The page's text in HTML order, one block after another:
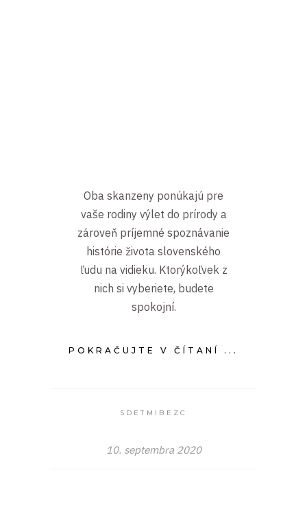
Oba skanzeny ponúkajú pre
vaše rodiny výlet do prírody a
zároveň príjemné spoznávanie
histórie života slovenského
ľudu na vidieku. Ktorýkoľvek z
nich si vyberiete, budete
spokojní.
POKRAČUJTE V ČÍTANÍ ...
SDETMIBEZC
10. septembra 2020